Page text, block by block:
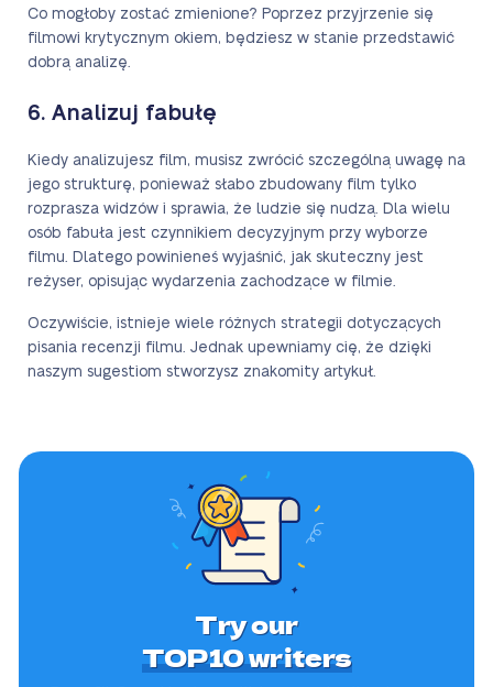
Co mogłoby zostać zmienione? Poprzez przyjrzenie się
filmowi krytycznym okiem, będziesz w stanie przedstawić
dobrą analizę.
6. Analizuj fabułę
Kiedy analizujesz film, musisz zwrócić szczególną uwagę na
jego strukturę, ponieważ słabo zbudowany film tylko
rozprasza widzów i sprawia, że ludzie się nudzą. Dla wielu
osób fabuła jest czynnikiem decyzyjnym przy wyborze
filmu. Dlatego powinieneś wyjaśnić, jak skuteczny jest
reżyser, opisując wydarzenia zachodzące w filmie.
Oczywiście, istnieje wiele różnych strategii dotyczących
pisania recenzji filmu. Jednak upewniamy cię, że dzięki
naszym sugestiom stworzysz znakomity artykuł.
Try our
TOP10 writers